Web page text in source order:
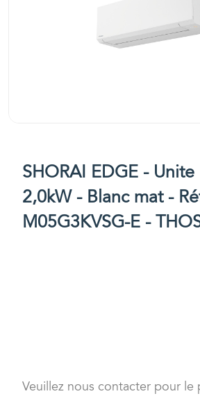
SHORAI EDGE -
2,0kW - Blanc mat -
M05G3KVSG-E -
Veuillez nous contacter pour le